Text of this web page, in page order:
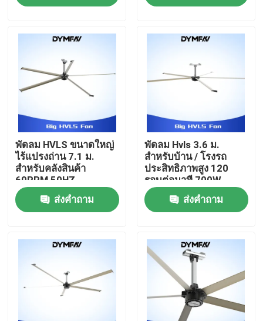
ทัวร์โรงงาน
ควบคุมคุณภาพ
ติดต่อเรา
ขอใบเสนอราคา
พัดลม HVLS ขนาดใหญ่
พัดลมอุตสาหกรรม HVLS
พัดลม HVLS ขนาดใหญ่
ไร้แปรงถ่าน 7.1 ม.
สำหรับคลังสินค้า
60RPM 50HZ
ส่งคำถาม
พัดลม Hvls 3.6 ม.
สำหรับบ้าน / โรงรถ
ประสิทธิภาพสูง 120
รอบต่อนาที 700W
ส่งคำถาม